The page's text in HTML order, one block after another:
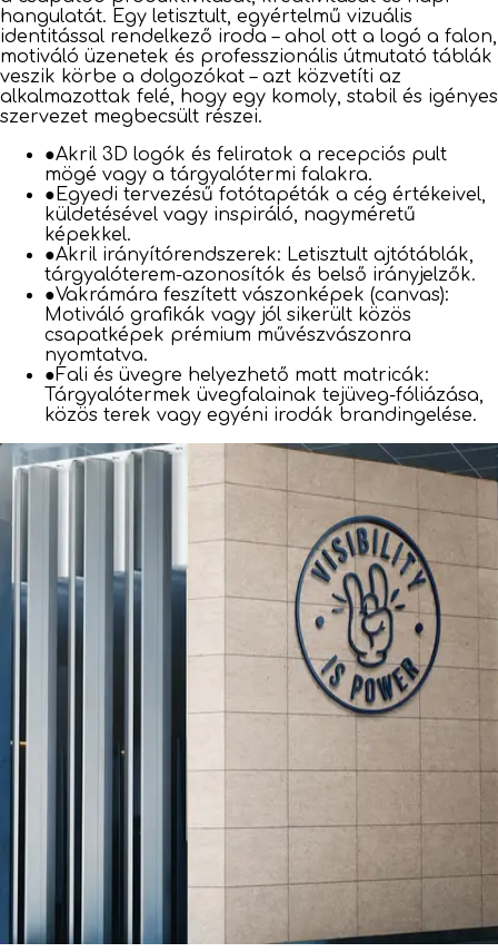
hangulatát. Egy letisztult, egyértelmű vizuális
identitással rendelkező iroda – ahol ott a logó a falon,
motiváló üzenetek és professzionális útmutató táblák
veszik körbe a dolgozókat – azt közvetíti az
alkalmazottak felé, hogy egy komoly, stabil és igényes
szervezet megbecsült részei.
●Akril 3D logók és feliratok a recepciós pult
mögé vagy a tárgyalótermi falakra.
● Egyedi tervezésű fotótapéták a cég értékeivel,
küldetésével vagy inspiráló, nagyméretű
képekkel.
●Akril irányítórendszerek: Letisztult ajtótáblák,
tárgyalóterem-azonosítók és belső irányjelzők.
●Vakrámára feszített vászonképek (canvas):
Motiváló grafikák vagy jól sikerült közös
csapatképek prémium művészvászonra
nyomtatva.
●Fali és üvegre helyezhető matt matricák:
Tárgyalótermek üvegfalainak tejüveg-fóliázása,
közös terek vagy egyéni irodák brandingelése.